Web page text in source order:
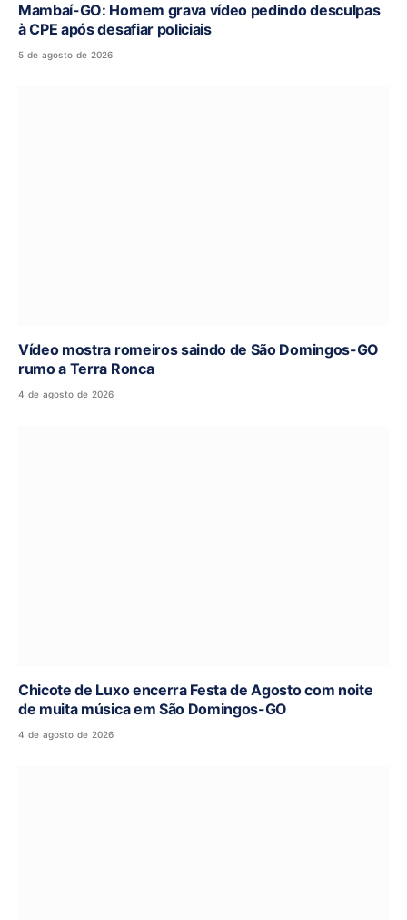
Mambaí-GO: Homem grava vídeo pedindo desculpas
à CPE após desafiar policiais
5 de agosto de 2026
Vídeo mostra romeiros saindo de São Domingos-GO
rumo a Terra Ronca
4 de agosto de 2026
Chicote de Luxo encerra Festa de Agosto com noite
de muita música em São Domingos-GO
4 de agosto de 2026